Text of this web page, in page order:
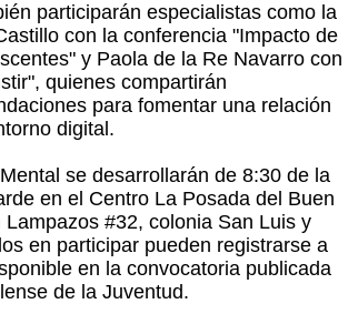
participarán especialistas como la
con la conferencia "Impacto de
y Paola de la Re Navarro con
quienes compartirán
para fomentar una relación
digital.
se desarrollarán de 8:30 de la
en el Centro La Posada del Buen
#32, colonia San Luis y
en participar pueden registrarse a
en la convocatoria publicada
de la Juventud.